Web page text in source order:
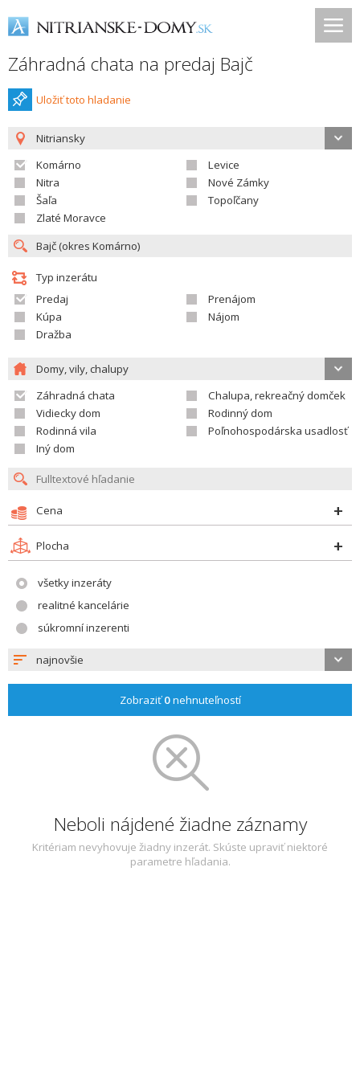
Záhradná chata na predaj Bajč
Uložiť toto hladanie
Nitriansky
Komárno
Levice
Nitra
Nové Zámky
Šaľa
Topoľčany
Zlaté Moravce
Typ inzerátu
Predaj
Prenájom
Kúpa
Nájom
Dražba
Domy, vily, chalupy
Záhradná chata
Chalupa, rekreačný domček
Vidiecky dom
Rodinný dom
Rodinná vila
Poľnohospodárska usadlosť
Iný dom
Cena
Plocha
všetky inzeráty
realitné kancelárie
súkromní inzerenti
najnovšie
Zobraziť0nehnuteľností
Neboli nájdené žiadne záznamy
Kritériam nevyhovuje žiadny inzerát. Skúste upraviť niektoré
parametre hľadania.